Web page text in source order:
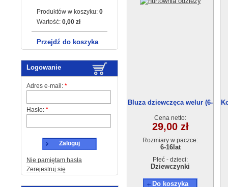
Produktów w koszyku: 0
Wartość: 0,00 zł
Przejdź do koszyka
Logowanie
Adres e-mail: *
Hasło: *
Zaloguj
Nie pamiętam hasła
Zerejestruj się
Bluza dziewczęca welur (6-
Cena netto:
29,00 zł
Rozmiary w paczce:
6-16lat
Płeć - dzieci:
Dziewczynki
Do koszyka